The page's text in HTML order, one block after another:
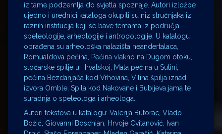
iz tame podzemlja do svjetla spoznaje. Autori izložbe
ujedno i urednici kataloga okupili su niz stručnjaka iz
raznih institucija koji se bave temama iz područja
speleologije, arheologije i antropologije. U katalogu
obrađena su arheološka nalazišta neandertalaca,
Romualdova pećina, Pećina vlakno na Dugom otoku,
stočarske špilje u Hrvatskoj, Mala pećina u Sutini,
pećina Bezdanjača kod Vrhovina, Vilina špilja iznad
izvora Omble, Spila kod Nakovane i Bubijeva jama te
suradnja o speleologa i arheologa.
Autori tekstova u katalogu: Valerija Butorac, Vlado
Božić, Giovanni Boschian, Hrvoje Cvitanović, Ivan